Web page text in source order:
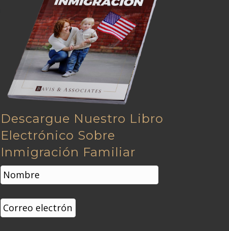
Descargue Nuestro Libro
Electrónico Sobre
Inmigración Familiar
N
o
m
b
r
Nombre
C
o